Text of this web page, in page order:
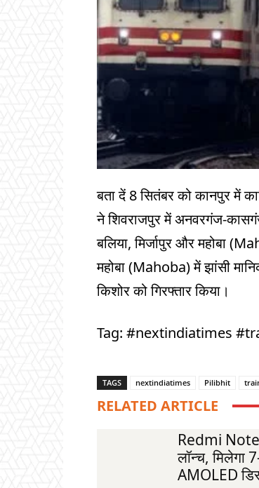
बता दें 8 सितंबर को कानपुर में
ने शिवराजपुर में अनवरगंज-
बलिया, मिर्जापुर और महोबा
महोबा (Mahoba) में झांसी
किशोर को गिरफ्तार किया।
Tag: #nextindiatimes
TAGS nextindiatimes Pilibhit
RELATED ARTICLE
Redmi
लॉन्च, मिलेगा
AMOLED